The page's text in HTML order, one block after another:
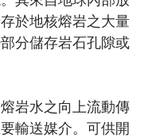
於地核熔岩之大量
分儲存岩石孔隙或
岩水之向上流動傳
輸送媒介。可供開